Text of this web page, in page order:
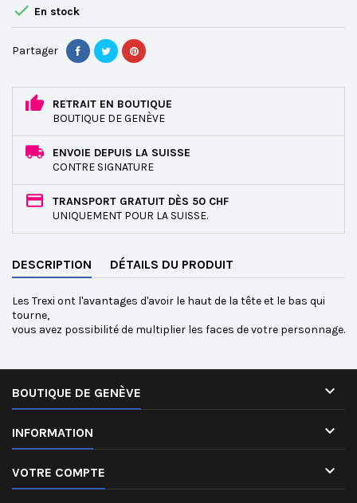
 En stock
Partager
RETRAIT EN BOUTIQUE
BOUTIQUE DE GENÈVE
ENVOIE DEPUIS LA SUISSE
CONTRE SIGNATURE
TRANSPORT GRATUIT DÈS 50 CHF
UNIQUEMENT POUR LA SUISSE.
DESCRIPTION DÉTAILS DU PRODUIT
Les Trexi ont l'avantages d'avoir le haut de la tête et le bas qui
tourne,
vous avez possibilité de multiplier les faces de votre personnage.
BOUTIQUE DE GENÈVE 
INFORMATION 
VOTRE COMPTE 